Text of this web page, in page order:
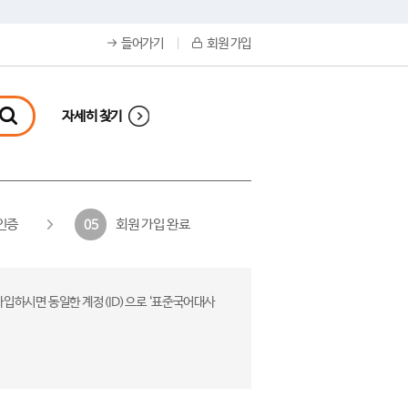
들어가기 회원 가입
자세히 찾기
증 05 회원 가입 완료
하시면 동일한 계정(ID)으로 ‘표준국어대사